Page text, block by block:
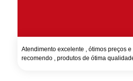
Atendimento excelente , ótimos preços
recomendo , produtos de ótima